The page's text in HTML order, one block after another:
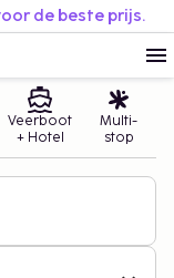
de beste prijs.
Veerboot
+ Hotel
Multi-
stop